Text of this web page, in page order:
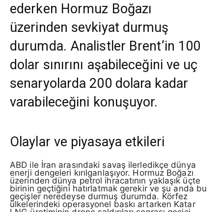
ederken Hormuz Boğazı
üzerinden sevkiyat durmuş
durumda. Analistler Brent’in 100
dolar sınırını aşabileceğini ve uç
senaryolarda 200 dolara kadar
varabileceğini konuşuyor.
Olaylar ve piyasaya etkileri
ABD ile İran arasındaki savaş ilerledikçe dünya
enerji dengeleri kırılganlaşıyor. Hormuz Boğazı
üzerinden dünya petrol ihracatının yaklaşık üçte
birinin geçtiğini hatırlatmak gerekir ve şu anda bu
geçişler neredeyse durmuş durumda. Körfez
ülkelerindeki operasyonel baskı artarken Katar